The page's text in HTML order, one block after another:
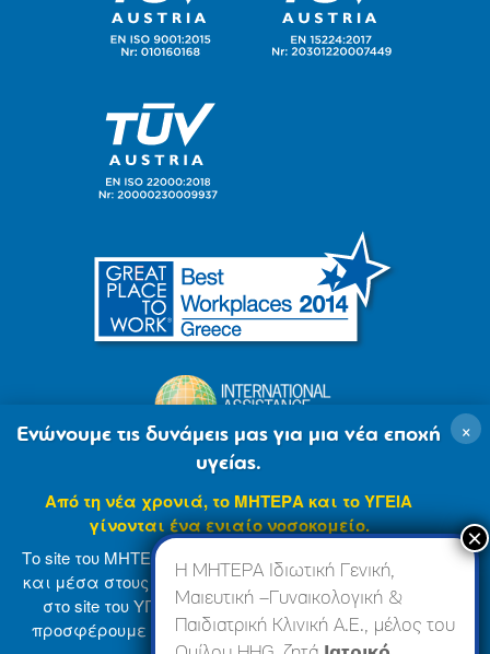
© 2007-2024 ΜΗΤΕΡΑ Α.Ε Όροι Χρήσης
Η ΜΗΤΕΡΑ Ιδιωτική Γενική,
Μαιευτική –Γυναικολογική &
Παιδιατρική Κλινική Α.Ε., μέλος του
×
Ενώνουμε τις δυνάμεις μας για μια νέα εποχή
υγείας.
Από τη νέα χρονιά, το ΜΗΤΕΡΑ και το ΥΓΕΙΑ
γίνονται ένα ενιαίο νοσοκομείο.
Το site του ΜΗΤΕΡΑ βρίσκεται σε φάση ανανέωσης
και μέσα στους επόμενους μήνες θα ενσωματωθεί
στο site του ΥΓΕΙΑ (www.hygeia.gr), ώστε να σας
προσφέρουμε μια πιο ολοκληρωμένη και ενιαία